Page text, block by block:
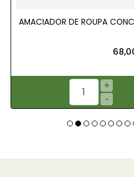
AMACIADOR DE ROUPA
+
-